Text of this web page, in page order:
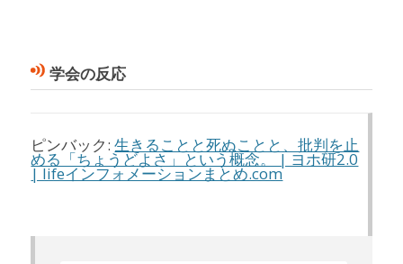
学会の反応
ピンバック:生きることと死ぬことと、批判を止
める「ちょうどよさ」という概念。 | ヨホ研2.0
| lifeインフォメーションまとめ.com